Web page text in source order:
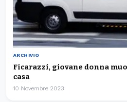
ARCHIVIO
Ficarazzi, giovane donna
casa
10 Novembre 2023